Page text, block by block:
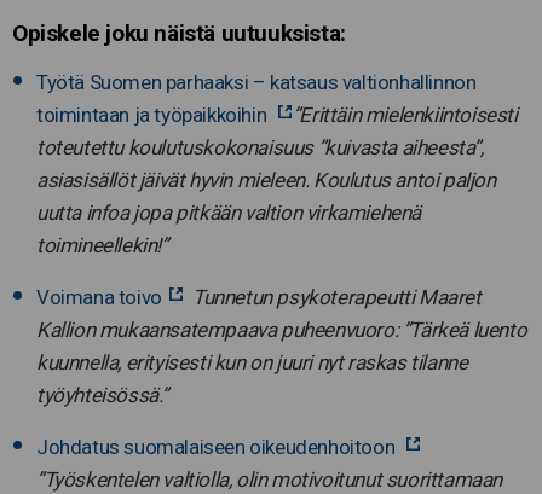
Opiskele joku näistä uutuuksista:
Työtä Suomen parhaaksi – katsaus valtionhallinnon
toimintaan ja työpaikkoihin
”Erittäin mielenkiintoisesti
toteutettu koulutuskokonaisuus ”kuivasta aiheesta”,
asiasisällöt jäivät hyvin mieleen. Koulutus antoi paljon
uutta infoa jopa pitkään valtion virkamiehenä
toimineellekin!”
Voimana toivo
Tunnetun psykoterapeutti Maaret
Kallion mukaansatempaava puheenvuoro: ”Tärkeä luento
kuunnella, erityisesti kun on juuri nyt raskas tilanne
työyhteisössä.”
Johdatus suomalaiseen oikeudenhoitoon
”Työskentelen valtiolla, olin motivoitunut suorittamaan